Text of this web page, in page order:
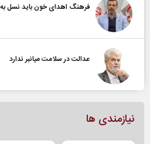
فرهنگ اهدای خون باید نسل
عدالت در سلامت میانبر ندارد
نیازمندی ها